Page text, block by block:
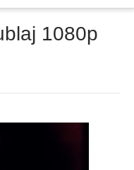
1080p